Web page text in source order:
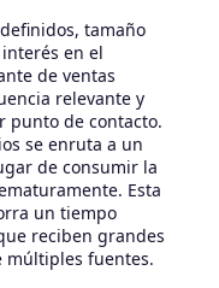
tamaño
en el
de ventas
relevante y
punto de contacto.
se enruta a un
de consumir la
Esta
un tiempo
reciben grandes
múltiples fuentes.